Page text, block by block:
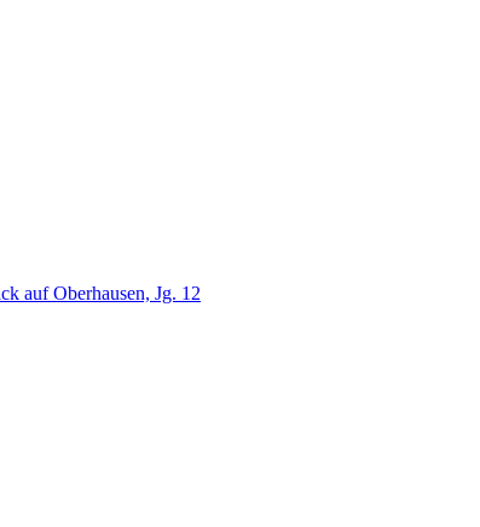
auf Oberhausen, Jg. 12